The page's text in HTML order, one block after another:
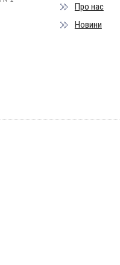
Про нас
Новини